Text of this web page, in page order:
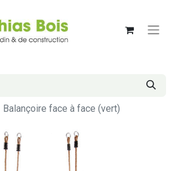
Balançoire face à face (vert)